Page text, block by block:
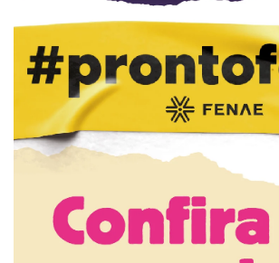
APCEF/SP